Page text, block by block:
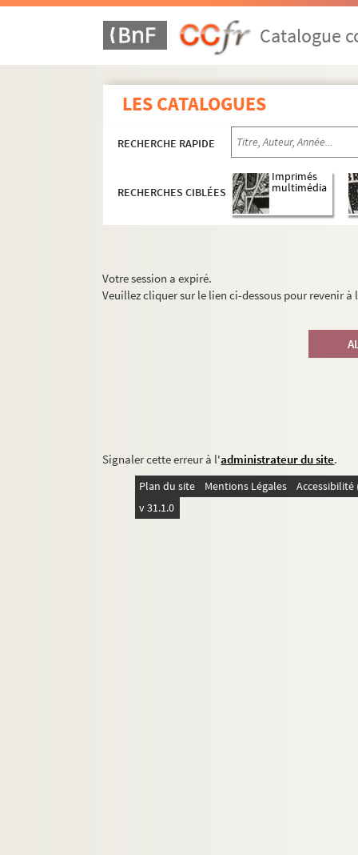
Catalogue
LES CATALOGUES
RECHERCHE RAPIDE
RECHERCHES CIBLÉES
Imprimés
multimédia
Votre session a expiré.
Veuillez cliquer sur le lien ci-dessous pour revenir
Signaler cette erreur à l'administrateur du site.
Plan du site Mentions Légales
v 31.1.0